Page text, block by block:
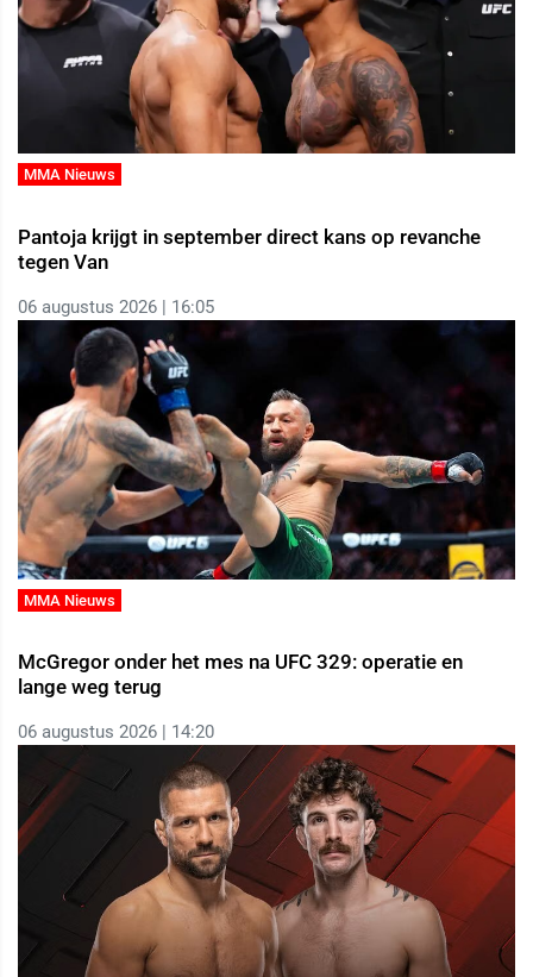
MMA Nieuws
Pantoja krijgt in september direct kans op revanche
tegen Van
06 augustus 2026 | 16:05
MMA Nieuws
McGregor onder het mes na UFC 329: operatie en
lange weg terug
06 augustus 2026 | 14:20